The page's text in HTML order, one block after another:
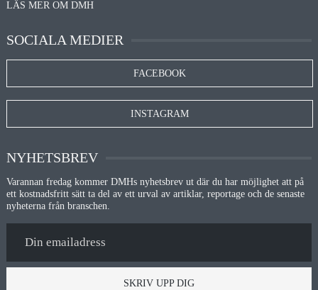
LÄS MER OM DMH
SOCIALA MEDIER
FACEBOOK
INSTAGRAM
NYHETSBREV
Varannan fredag kommer DMHs nyhetsbrev ut där du har möjlighet att på
ett kostnadsfritt sätt ta del av ett urval av artiklar, reportage och de senaste
nyheterna från branschen.
SKRIV UPP DIG